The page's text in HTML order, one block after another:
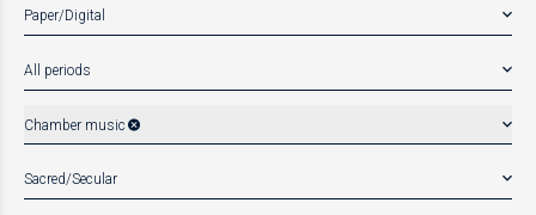
Paper/Digital
All periods
Chamber music
Sacred/Secular